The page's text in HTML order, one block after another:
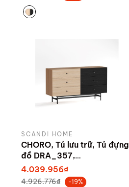
SCANDI HOME
CHORO, Tủ lưu trữ, Tủ đựng
đồ DRA_357,
140x40x78cm, Scandi
Home
4.039.956₫
4.926.776₫ -19%